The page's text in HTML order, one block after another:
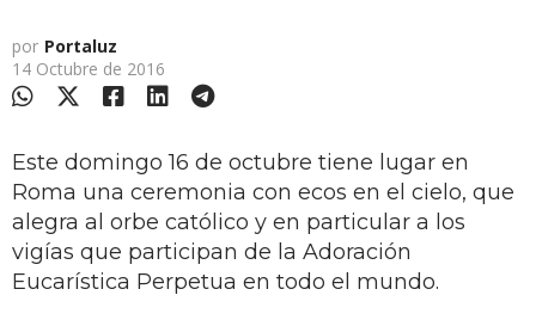
por Portaluz
14 Octubre de 2016
Este domingo 16 de octubre tiene lugar en
Roma una ceremonia con ecos en el cielo, que
alegra al orbe católico y en particular a los
vigías que participan de la Adoración
Eucarística Perpetua en todo el mundo.